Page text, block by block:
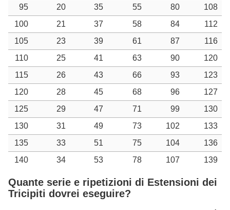
95
20 35 55 80
108
100
21 37 58 84
112
105
23 39 61 87
116
110
25 41 63 90
120
115
26 43 66 93
123
120
28 45 68 96
127
125
29 47 71 99
130
130
31 49 73 102
133
135
33 51 75 104
136
140
34 53 78 107 139
Quante serie e ripetizioni di Estensioni dei
Tricipiti dovrei eseguire?